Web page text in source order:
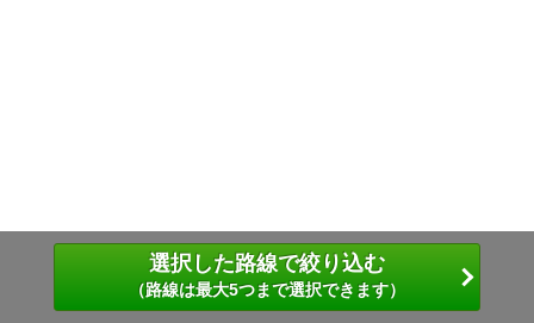
選択した路線で絞り込む
（路線は最大5つまで選択できます）